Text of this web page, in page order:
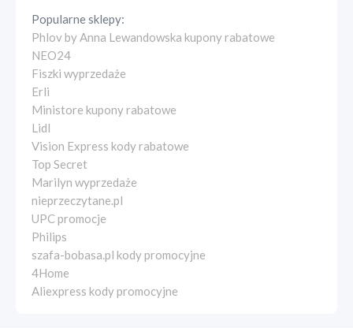
Popularne sklepy:
Phlov by Anna Lewandowska kupony rabatowe
NEO24
Fiszki wyprzedaże
Erli
Ministore kupony rabatowe
Lidl
Vision Express kody rabatowe
Top Secret
Marilyn wyprzedaże
nieprzeczytane.pl
UPC promocje
Philips
szafa-bobasa.pl kody promocyjne
4Home
Aliexpress kody promocyjne